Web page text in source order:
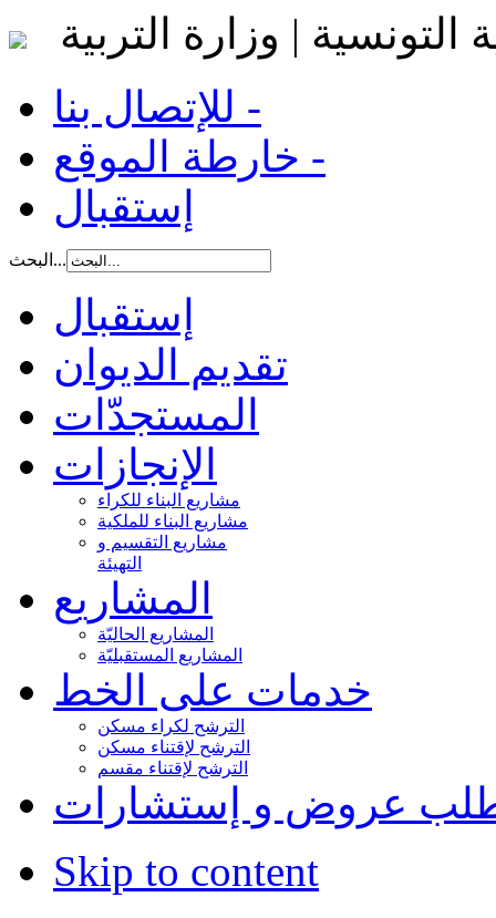
التونسية | وزارة التربية
للإتصال بنا -
خارطة الموقع -
إستقبال
البحث...
إستقبال
تقديم الديوان
المستجدّات
الإنجازات
مشاريع البناء للكراء
مشاريع البناء للملكية
مشاريع التقسيم و
التهيئة
المشاريع
المشاريع الحاليّة
المشاريع المستقبليّة
خدمات على الخط
الترشح لكراء مسكن
الترشح لإقتناء مسكن
الترشح لإقتناء مقسم
عروض و إستشارات
Skip to content